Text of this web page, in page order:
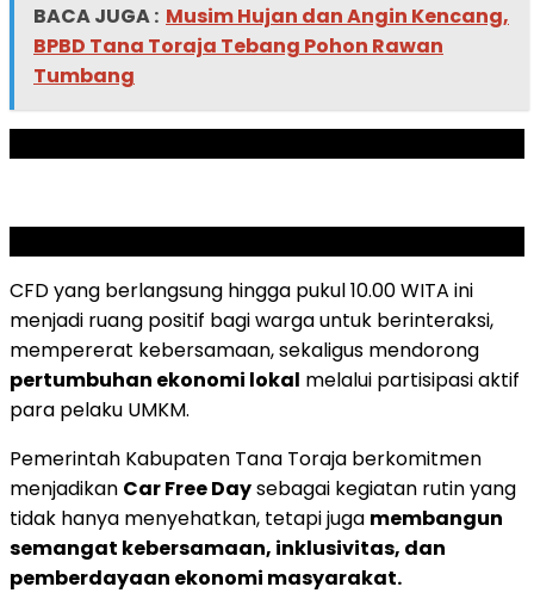
BACA JUGA : Musim Hujan dan Angin Kencang,
BPBD Tana Toraja Tebang Pohon Rawan
Tumbang
CFD yang berlangsung hingga pukul 10.00 WITA ini
menjadi ruang positif bagi warga untuk berinteraksi,
mempererat kebersamaan, sekaligus mendorong
pertumbuhan ekonomi lokal melalui partisipasi aktif
para pelaku UMKM.
Pemerintah Kabupaten Tana Toraja berkomitmen
menjadikan Car Free Daysebagai kegiatan rutin yang
tidak hanya menyehatkan, tetapi juga membangun
semangat kebersamaan, inklusivitas, dan
pemberdayaan ekonomi masyarakat.